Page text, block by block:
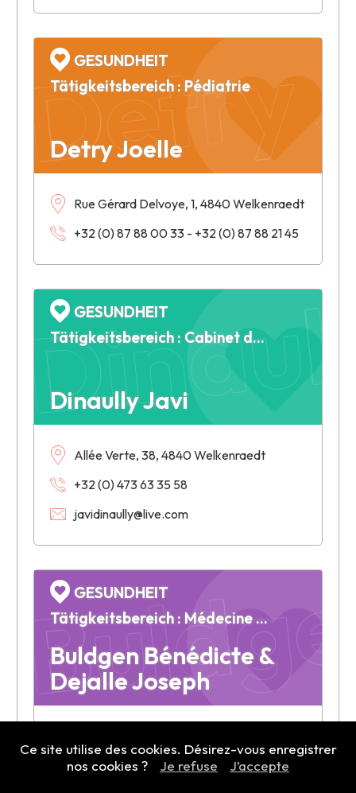
Detry
Detry Joelle
GESUNDHEIT
Tätigkeitsbereich : Pédiatrie
Rue Gérard Delvoye, 1, 4840 Welkenraedt
+32 (0) 87 88 00 33 - +32 (0) 87 88 21 45
Dinaully Javi
GESUNDHEIT
Tätigkeitsbereich : Cabinet dentaire
Allée Verte, 38, 4840 Welkenraedt
+32 (0) 473 63 35 58
javidinaully@live.com
Buldgen Bénédicte &
Dejalle Joseph
GESUNDHEIT
Tätigkeitsbereich : Médecine générale
+32 (0) 87 88 16 05
Ce site utilise des cookies. Désirez-vous enregistrer
nos cookies ?
Je refuse J’accepte